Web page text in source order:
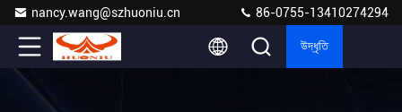
nancy.wang@szhuoniu.cn 86-0755-13410274294
উদ্ধৃতি